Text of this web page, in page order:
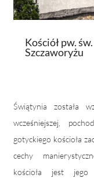
Kościół pw.
Szczaworyżu
Świątynia została
wcześniejszej,
gotyckiego kościoła
cechy
kościoła jest jego